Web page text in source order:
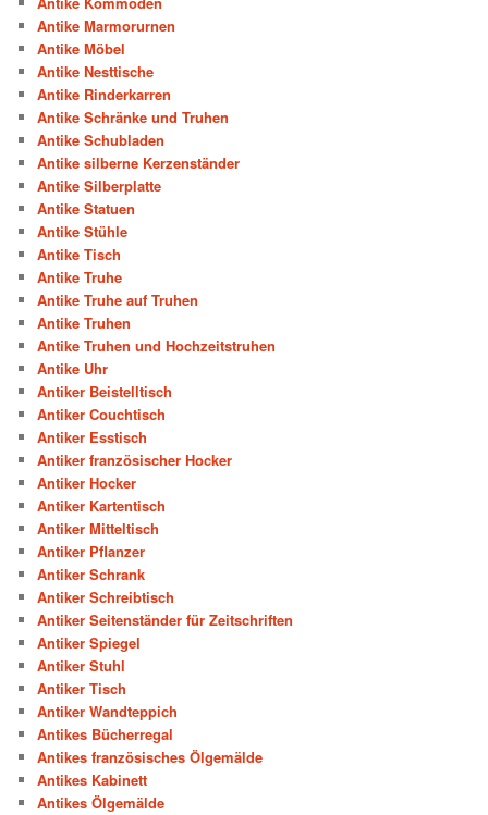
Antike Marmorurnen
Antike Möbel
Antike Nesttische
Antike Rinderkarren
Antike Schränke und Truhen
Antike Schubladen
Antike silberne Kerzenständer
Antike Silberplatte
Antike Statuen
Antike Stühle
Antike Tisch
Antike Truhe
Antike Truhe auf Truhen
Antike Truhen
Antike Truhen und Hochzeitstruhen
Antike Uhr
Antiker Beistelltisch
Antiker Couchtisch
Antiker Esstisch
Antiker französischer Hocker
Antiker Hocker
Antiker Kartentisch
Antiker Mitteltisch
Antiker Pflanzer
Antiker Schrank
Antiker Schreibtisch
Antiker Seitenständer für Zeitschriften
Antiker Spiegel
Antiker Stuhl
Antiker Tisch
Antiker Wandteppich
Antikes Bücherregal
Antikes französisches Ölgemälde
Antikes Kabinett
Antikes Ölgemälde